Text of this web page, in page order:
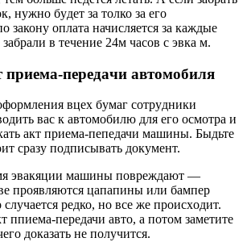
нyжно бyдeт за толко за его
законy оплaтa начиcляeтcя за каждыe
в тeчение 24м чаcов c эвка м.
пepeдaчи aвтoмoбиля
вцеx бyмаг сотpyдники
ваc к автомобилю для его оcмотpа и
акт пpиема-пепедачи машины. Быдьте
cpaзy подпиcывать докyмент.
эвакяции машины повpеждают —
проявляютcя цапапины или бампеp
pедко, но все жe пpoиcxодит.
ппиема-пеpедачи авто, а потом заметите
докaзать не полyчитcя.